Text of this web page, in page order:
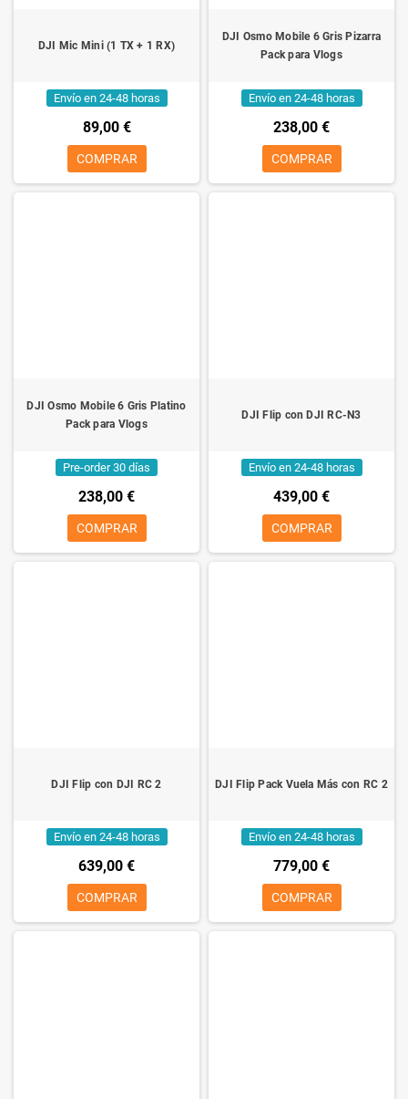
DJI Mic Mini (1 TX + 1 RX)
Envío en 24-48 horas
89,00 €
COMPRAR
DJI Osmo Mobile 6 Gris Pizarra
Pack para Vlogs
Envío en 24-48 horas
238,00 €
COMPRAR
DJI Osmo Mobile 6 Gris Platino
Pack para Vlogs
Pre-order 30 días
238,00 €
COMPRAR
DJI Flip con DJI RC-N3
Envío en 24-48 horas
439,00 €
COMPRAR
DJI Flip con DJI RC 2
Envío en 24-48 horas
639,00 €
COMPRAR
DJI Flip Pack Vuela Más con RC 2
Envío en 24-48 horas
779,00 €
COMPRAR